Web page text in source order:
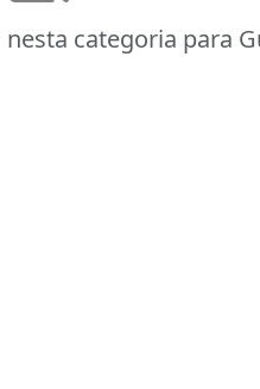
categoria para